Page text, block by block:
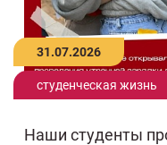
31.07.2026
студенческая жизнь
Наши студенты